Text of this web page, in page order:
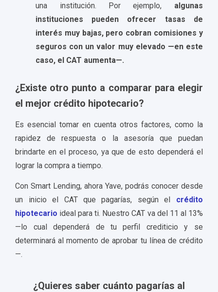
una institución. Por ejemplo, algunas
instituciones pueden ofrecer tasas de
interés muy bajas, pero cobran comisiones y
seguros con un valor muy elevado —en este
caso, el CAT aumenta—.
¿Existe otro punto a comparar para elegir
el mejor crédito hipotecario?
Es esencial tomar en cuenta otros factores, como la
rapidez de respuesta o la asesoría que puedan
brindarte en el proceso, ya que de esto dependerá el
lograr la compra a tiempo.
Con Smart Lending, ahora Yave, podrás conocer desde
un inicio el CAT que pagarías, según el crédito
hipotecario ideal para ti. Nuestro CAT va del 11 al 13%
—lo cual dependerá de tu perfil crediticio y se
determinará al momento de aprobar tu línea de crédito
—.
¿Quieres saber cuánto pagarías al